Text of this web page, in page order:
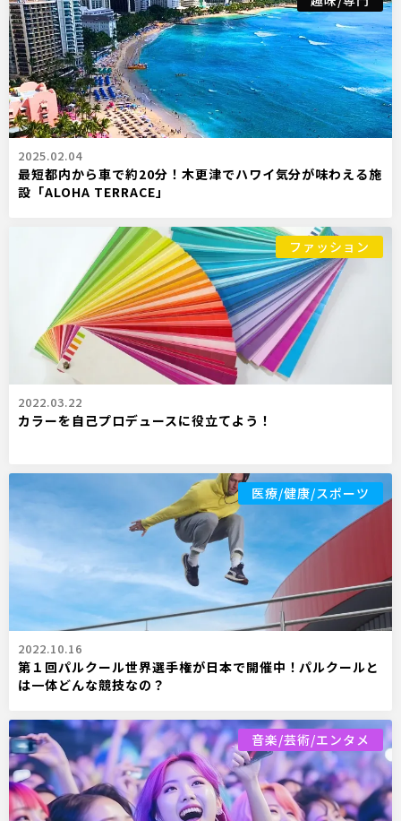
2025.02.04
最短都内から車で約20分！木更津でハワイ気分が味わえる施
設「ALOHA TERRACE」
ファッション
2022.03.22
カラーを自己プロデュースに役立てよう！
医療/健康/スポーツ
2022.10.16
第１回パルクール世界選手権が日本で開催中！パルクールと
は一体どんな競技なの？
音楽/芸術/エンタメ